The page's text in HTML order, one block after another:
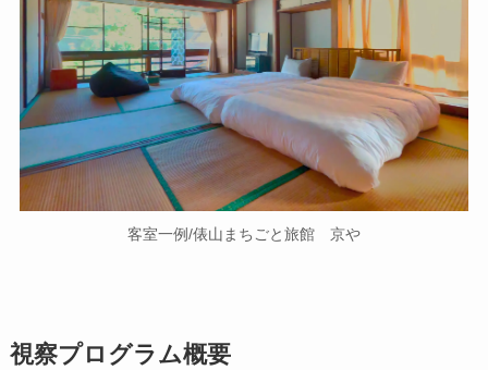
客室一例/俵山まちごと旅館 京や
視察プログラム概要